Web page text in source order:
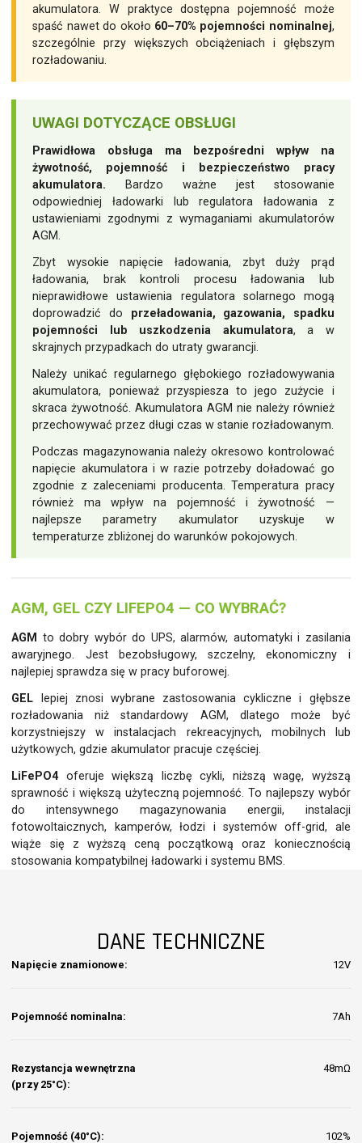
akumulatora. W praktyce dostępna pojemność może
spaść nawet do około 60–70% pojemności nominalnej,
szczególnie przy większych obciążeniach i głębszym
rozładowaniu.
UWAGI DOTYCZĄCE OBSŁUGI
Prawidłowa obsługa ma bezpośredni wpływ na
żywotność, pojemność i bezpieczeństwo pracy
akumulatora. Bardzo ważne jest stosowanie
odpowiedniej ładowarki lub regulatora ładowania z
ustawieniami zgodnymi z wymaganiami akumulatorów
AGM.
Zbyt wysokie napięcie ładowania, zbyt duży prąd
ładowania, brak kontroli procesu ładowania lub
nieprawidłowe ustawienia regulatora solarnego mogą
doprowadzić do przeładowania, gazowania, spadku
pojemności lub uszkodzenia akumulatora, a w
skrajnych przypadkach do utraty gwarancji.
Należy unikać regularnego głębokiego rozładowywania
akumulatora, ponieważ przyspiesza to jego zużycie i
skraca żywotność. Akumulatora AGM nie należy również
przechowywać przez długi czas w stanie rozładowanym.
Podczas magazynowania należy okresowo kontrolować
napięcie akumulatora i w razie potrzeby doładować go
zgodnie z zaleceniami producenta. Temperatura pracy
również ma wpływ na pojemność i żywotność —
najlepsze parametry akumulator uzyskuje w
temperaturze zbliżonej do warunków pokojowych.
AGM, GEL CZY LIFEPO4 — CO WYBRAĆ?
AGM
to dobry wybór do UPS, alarmów, automatyki i zasilania
awaryjnego. Jest bezobsługowy, szczelny, ekonomiczny i
najlepiej sprawdza się w pracy buforowej.
GEL lepiej znosi wybrane zastosowania cykliczne i głębsze
rozładowania niż standardowy AGM, dlatego może być
korzystniejszy w instalacjach rekreacyjnych, mobilnych lub
użytkowych, gdzie akumulator pracuje częściej.
LiFePO4oferuje większą liczbę cykli, niższą wagę, wyższą
sprawność i większą użyteczną pojemność. To najlepszy wybór
do intensywnego magazynowania energii, instalacji
fotowoltaicznych, kamperów, łodzi i systemów off-grid, ale
wiąże się z wyższą ceną początkową oraz koniecznością
stosowania kompatybilnej ładowarki i systemu BMS.
DANE TECHNICZNE
Napięcie znamionowe: 12V
Pojemność nominalna: 7Ah
Rezystancja wewnętrzna
(przy 25°C):
48mΩ
Pojemność (40°C): 102%